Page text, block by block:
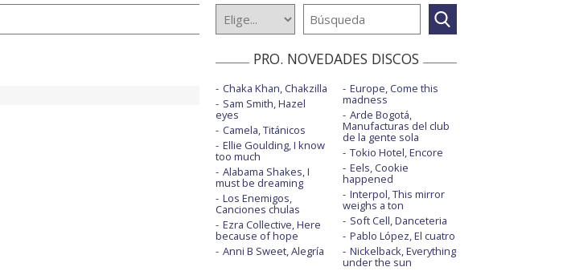
PRO. NOVEDADES DISCOS
Chaka Khan, Chakzilla
Sam Smith, Hazel
eyes
Camela, Titánicos
Ellie Goulding, I know
too much
Alabama Shakes, I
must be dreaming
Los Enemigos,
Canciones chulas
Ezra Collective, Here
because of hope
Anni B Sweet, Alegría
Europe, Come this
madness
Arde Bogotá,
Manufacturas del club
de la gente sola
Tokio Hotel, Encore
Eels, Cookie
happened
Interpol, This mirror
weighs a ton
Soft Cell, Danceteria
Pablo López, El cuatro
Nickelback, Everything
under the sun